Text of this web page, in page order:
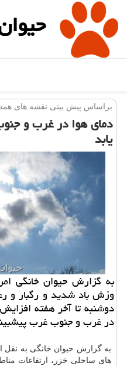
براساس پیش بینی نقشه های
دمای هوا در غرب و
یابد
به گزارش حیوان خانگی
وزش باد شدید و رگبار و
دوشنبه تا آخر هفته
در غرب و جنوب غرب
به گزارش حیوان خانگی به نقل
های ساحلی خزر، ارتفاعات